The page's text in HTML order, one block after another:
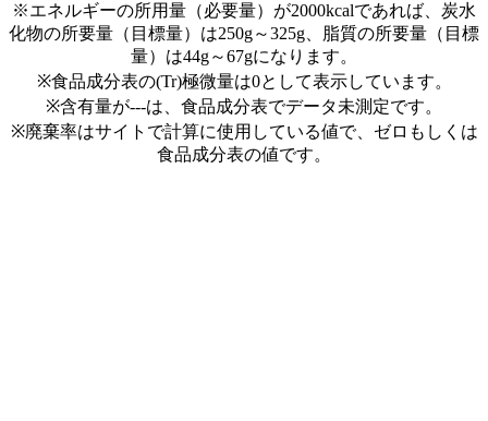
※エネルギーの所用量（必要量）が2000kcalであれば、炭水
化物の所要量（目標量）は250g～325g、脂質の所要量（目標
量）は44g～67gになります。
※食品成分表の(Tr)極微量は0として表示しています。
※含有量が---は、食品成分表でデータ未測定です。
※廃棄率はサイトで計算に使用している値で、ゼロもしくは
食品成分表の値です。